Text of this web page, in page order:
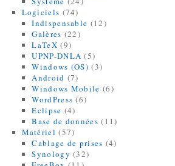
Logiciels (74)
Indispensable (12)
Galères (22)
LaTeX (9)
UPNP-DNLA (5)
Windows (OS) (3)
Android (7)
Windows Mobile (6)
WordPress (6)
Eclipse (4)
Base de données (11)
Matériel (57)
Cablage de prises (4)
Synology (32)